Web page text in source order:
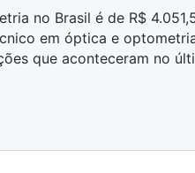
no Brasil é de R$
em óptica e
que aconteceram no